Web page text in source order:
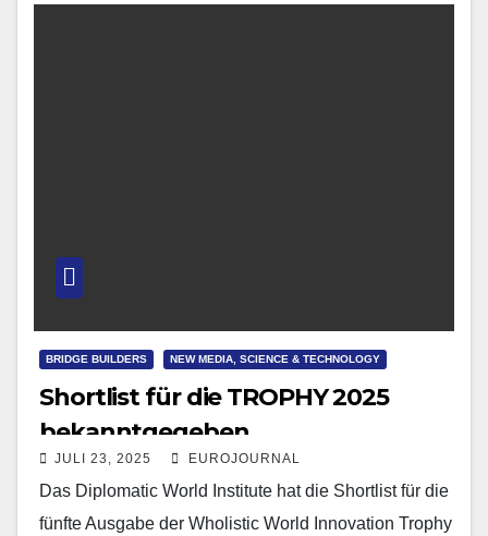
BRIDGE BUILDERS NEW MEDIA, SCIENCE & TECHNOLOGY
Shortlist für die TROPHY 2025
bekanntgegeben
JULI 23, 2025 EUROJOURNAL
Das Diplomatic World Institute hat die Shortlist für die
fünfte Ausgabe der Wholistic World Innovation Trophy